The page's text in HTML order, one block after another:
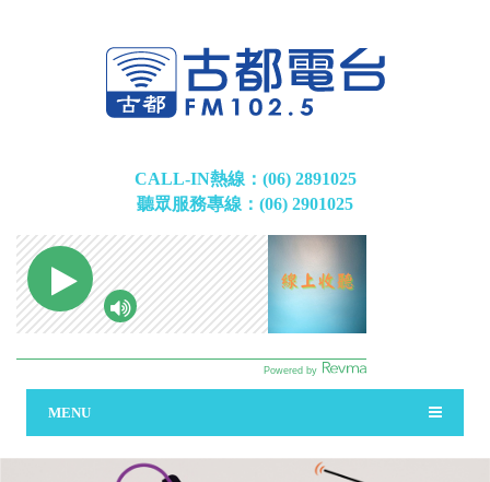
CALL-IN熱線：(06) 2891025
聽眾服務專線：(06) 2901025
MENU